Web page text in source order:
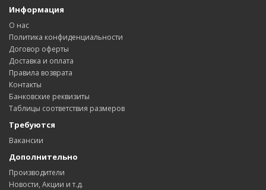
Информация
О нас
Политика конфиденциальности
Договор оферты
Доставка и оплата
Правила возврата
Контакты
Банковские реквизиты
Таблицы соответствия размеров
Требуются
Вакансии
Дополнительно
Производители
Новости, Акции и т.д.